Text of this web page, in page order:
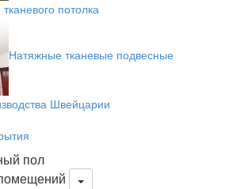
потолка
Натяжные тканевые подвесные
Швейцарии
пол